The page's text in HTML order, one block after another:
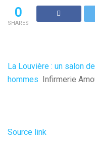
0
SHARES
La Louvière : un salon
hommes Infirmerie
Source link